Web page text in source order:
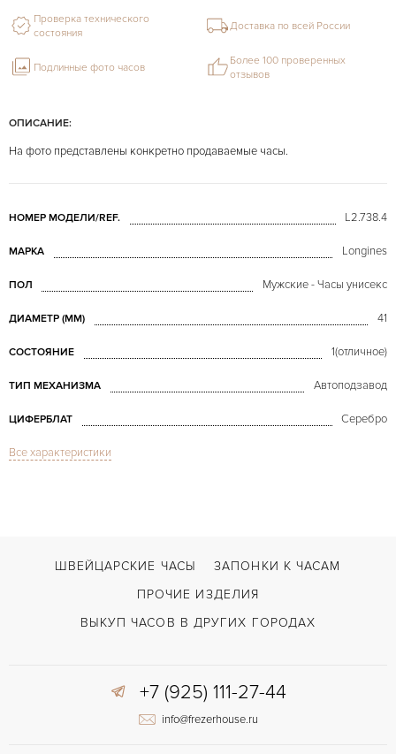
ОПИСАНИЕ:
На фото представлены конкретно продаваемые часы.
НОМЕР МОДЕЛИ/REF. L2.738.4
МАРКА Longines
ПОЛ Мужские - Часы унисекс
ДИАМЕТР (MM) 41
СОСТОЯНИЕ 1(отличное)
ТИП МЕХАНИЗМА Автоподзавод
ЦИФЕРБЛАТ Серебро
СТЕКЛО
ВОЗМОЖНОСТИ ДОСТАВКИ С документами, С футляром
Двойной сложности застежка
Все характеристики
Проверка технического
состояния
Доставка по всей России
Подлинные фото часов
Более 100 проверенных
отзывов
ШВЕЙЦАРСКИЕ ЧАСЫ
ЗАПОНКИ К ЧАСАМ
ПРОЧИЕ ИЗДЕЛИЯ
ВЫКУП ЧАСОВ В ДРУГИХ ГОРОДАХ
+7 (925) 111-27-44
info@frezerhouse.ru